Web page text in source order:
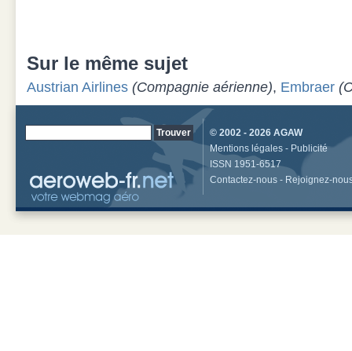
Sur le même sujet
Austrian Airlines (Compagnie aérienne), Embraer
© 2002 - 2026 AGAW
Mentions légales - Publicité
ISSN 1951-6517
Contactez-nous - Rejoignez-